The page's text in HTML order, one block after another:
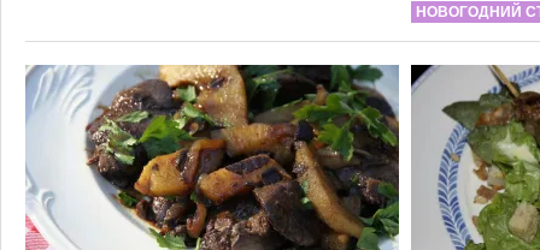
НОВОГОДНИЙ